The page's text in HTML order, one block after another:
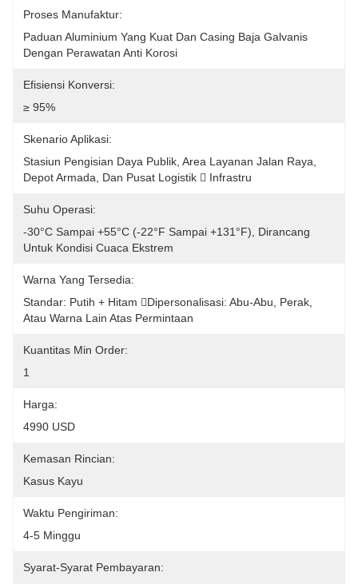
Proses Manufaktur:
Paduan Aluminium Yang Kuat Dan Casing Baja Galvanis
Dengan Perawatan Anti Korosi
Efisiensi Konversi:
≥ 95%
Skenario Aplikasi:
Stasiun Pengisian Daya Publik, Area Layanan Jalan Raya,
Depot Armada, Dan Pusat Logistik  Infrastru
Suhu Operasi:
-30°C Sampai +55°C (-22°F Sampai +131°F), Dirancang
Untuk Kondisi Cuaca Ekstrem
Warna Yang Tersedia:
Standar: Putih + Hitam Dipersonalisasi: Abu-Abu, Perak,
Atau Warna Lain Atas Permintaan
Kuantitas Min Order:
1
Harga:
4990 USD
Kemasan Rincian:
Kasus Kayu
Waktu Pengiriman:
4-5 Minggu
Syarat-Syarat Pembayaran: